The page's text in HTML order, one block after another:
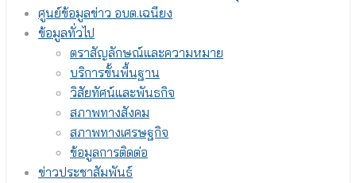
ศูนย์ข้อมูลข่าว อบต.เฉนียง
ข้อมูลทั่วไป
ตราสัญลักษณ์และความหมาย
บริการขั้นพื้นฐาน
วิสัยทัศน์และพันธกิจ
สภาพทางสังคม
สภาพทางเศรษฐกิจ
ข้อมูลการติดต่อ
ข่าวประชาสัมพันธ์